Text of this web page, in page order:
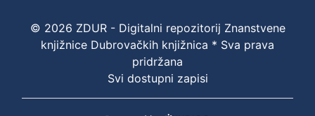
© 2026 ZDUR - Digitalni repozitorij Znanstvene
knjižnice Dubrovačkih knjižnica * Sva prava
pridržana
Svi dostupni zapisi